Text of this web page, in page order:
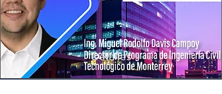
Detalles